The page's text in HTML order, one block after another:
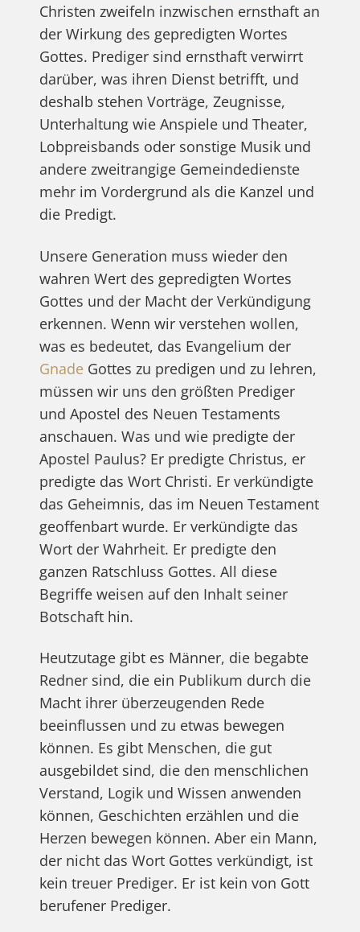
Christen zweifeln inzwischen ernsthaft an
der Wirkung des gepredigten Wortes
Gottes. Prediger sind ernsthaft verwirrt
darüber, was ihren Dienst betrifft, und
deshalb stehen Vorträge, Zeugnisse,
Unterhaltung wie Anspiele und Theater,
Lobpreisbands oder sonstige Musik und
andere zweitrangige Gemeindedienste
mehr im Vordergrund als die Kanzel und
die Predigt.
Unsere Generation muss wieder den
wahren Wert des gepredigten Wortes
Gottes und der Macht der Verkündigung
erkennen. Wenn wir verstehen wollen,
was es bedeutet, das Evangelium der
GnadeGottes zu predigen und zu lehren,
müssen wir uns den größten Prediger
und Apostel des Neuen Testaments
anschauen. Was und wie predigte der
Apostel Paulus? Er predigte Christus, er
predigte das Wort Christi. Er verkündigte
das Geheimnis, das im Neuen Testament
geoffenbart wurde. Er verkündigte das
Wort der Wahrheit. Er predigte den
ganzen Ratschluss Gottes. All diese
Begriffe weisen auf den Inhalt seiner
Botschaft hin.
Heutzutage gibt es Männer, die begabte
Redner sind, die ein Publikum durch die
Macht ihrer überzeugenden Rede
beeinflussen und zu etwas bewegen
können. Es gibt Menschen, die gut
ausgebildet sind, die den menschlichen
Verstand, Logik und Wissen anwenden
können, Geschichten erzählen und die
Herzen bewegen können. Aber ein Mann,
der nicht das Wort Gottes verkündigt, ist
kein treuer Prediger. Er ist kein von Gott
berufener Prediger.